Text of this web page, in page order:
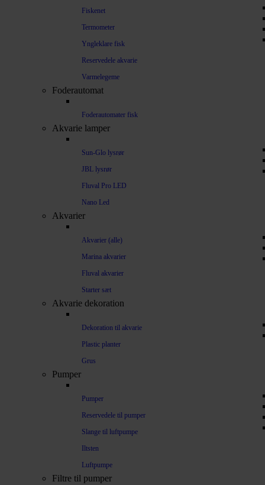
Fiskenet
Termometer
Yngleklare fisk
Reservedele akvarie
Varmelegeme
Foderautomat
Foderautomater fisk
Akvarie lamper
Sun-Glo lysrør
JBL lysrør
Fluval Pro LED
Nano Led
Akvarier
Akvarier (alle)
Marina akvarier
Fluval akvarier
Starter sæt
Akvarie dekoration
Dekoration til akvarie
Plastic planter
Grus
Pumper
Pumper
Reservedele til pumper
Slange til luftpumpe
Iltsten
Luftpumpe
Filtre til pumper